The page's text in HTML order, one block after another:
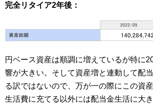
完全リタイア2年後：
円ベース資産は順調に増えているが特に
響が大きい。そして資産増と連動して配
る訳ではないので、万が一の際にこの資
生活費に充てる以外には配当金生活に大き